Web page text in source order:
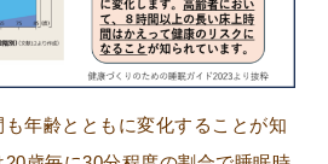
年齢とともに変化することが知